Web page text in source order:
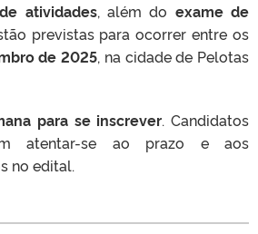
atividades, além do exame de
previstas para ocorrer entre os
de 2025, na cidade de Pelotas
para se inscrever. Candidatos
atentar-se ao prazo e aos
no edital.